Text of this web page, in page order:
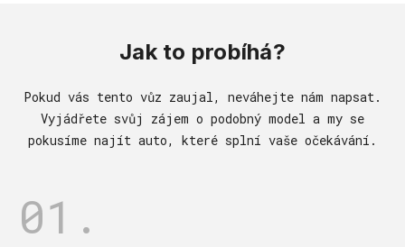
Jak to probíhá?
Pokud vás tento vůz zaujal, neváhejte nám napsat.
Vyjádřete svůj zájem o podobný model a my se
pokusíme najít auto, které splní vaše očekávání.
01.